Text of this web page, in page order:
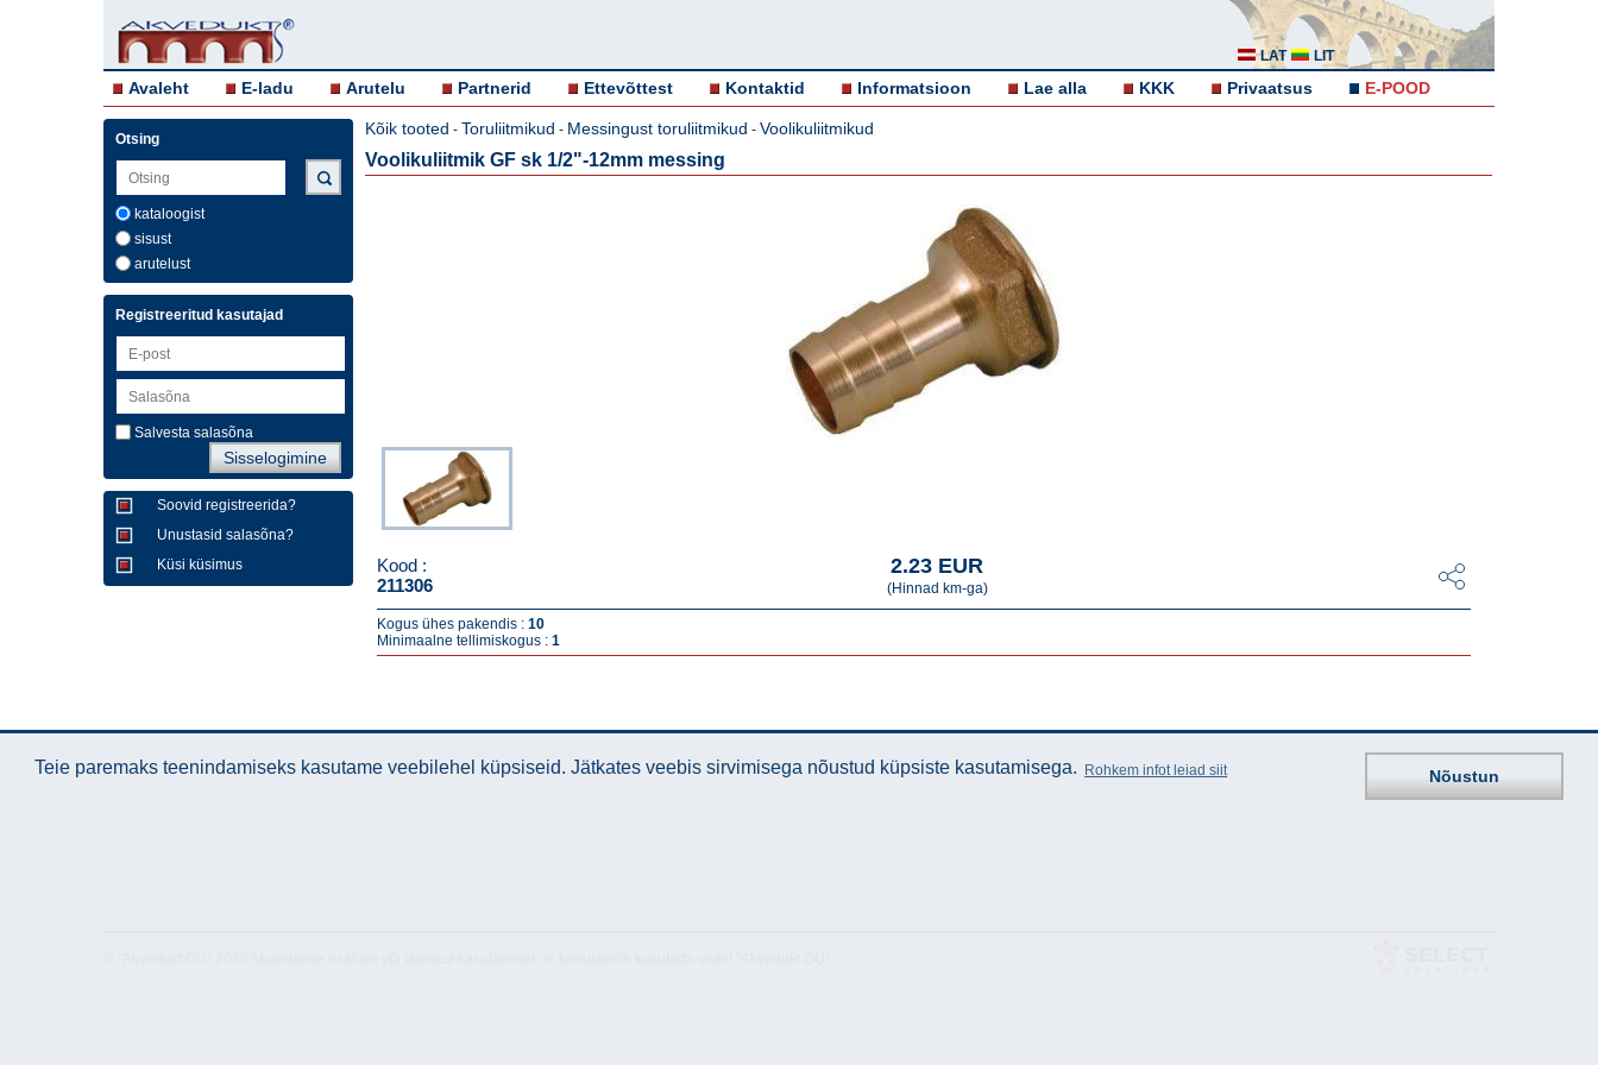
LAT LIT
Avaleht E-ladu Arutelu Partnerid Ettevõttest Kontaktid Informatsioon Lae alla KKK Privaatsus E-POOD
Otsing
kataloogist
sisust
arutelust
Registreeritud kasutajad
Salvesta salasõna
Soovid registreerida?
Unustasid salasõna?
Küsi küsimus
Kõik tooted - Toruliitmikud - Messingust toruliitmikud - Voolikuliitmikud
Voolikuliitmik GF sk 1/2"-12mm messing
Kood :
211306
2.23 EUR
(Hinnad km-ga)
Kogus ühes pakendis : 10
Minimaalne tellimiskogus : 1
Teie paremaks teenindamiseks kasutame veebilehel küpsiseid. Jätkates veebis sirvimisega nõustud küpsiste kasutamisega. Rohkem infot leiad siit Nõustun